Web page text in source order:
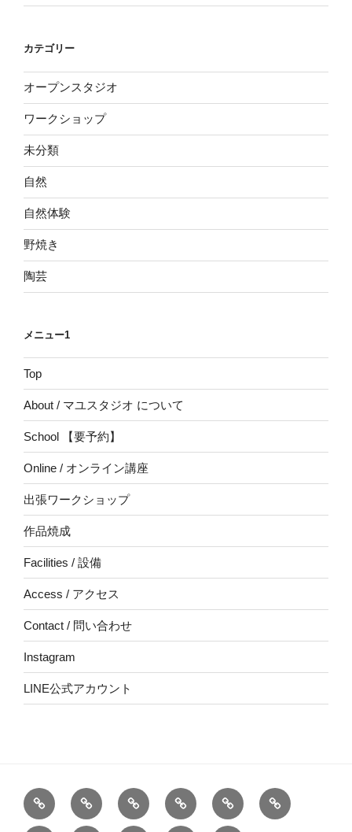
カテゴリー
オープンスタジオ
ワークショップ
未分類
自然
自然体験
野焼き
陶芸
メニュー1
Top
About / マユスタジオ について
School 【要予約】
Online / オンライン講座
出張ワークショップ
作品焼成
Facilities / 設備
Access / アクセス
Contact / 問い合わせ
Instagram
LINE公式アカウント
Top
About
/
School
【要
Online
/
出
張
作
品